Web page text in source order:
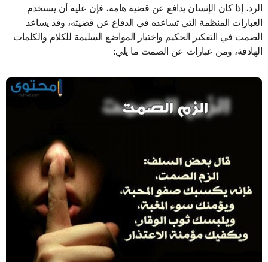
الرد، إذا كان الإنسان يدافع عن قضية هامة، فإن عليه أن يستخدم
العبارات المنظمة التي تساعده في الدفاع عن قضيته، وقد يساعد
الصمت في التفكير الحكيم واختيار المواضع السليمة للكلام والكلمات
الهادفة، ومن عبارات عن الصمت ما يلي: